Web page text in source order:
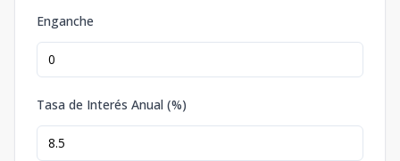
Enganche
Tasa de Interés Anual (%)